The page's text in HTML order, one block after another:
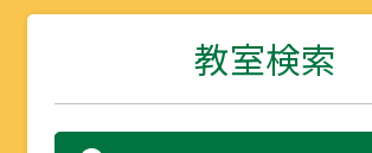
教室検索